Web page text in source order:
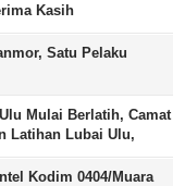
Kasih
Satu Pelaku
Mulai Berlatih, Camat
Latihan Lubai Ulu,
Kodim 0404/Muara